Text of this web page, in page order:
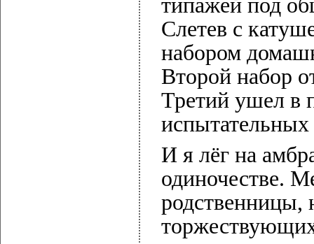
типажей под
Слетев с
набором
Второй набор
Третий ушел в
испытательных
И я лёг на
одиночестве.
родственницы,